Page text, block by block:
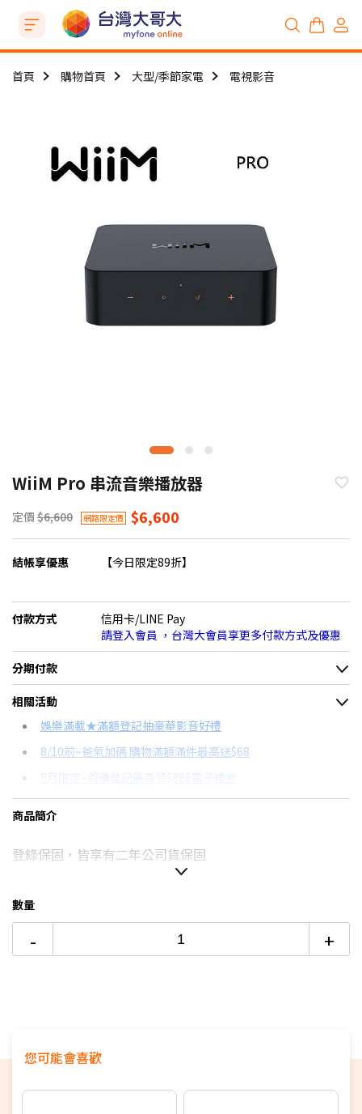
首頁 購物首頁 大型/季節家電 電視影音
WiiM Pro 串流音樂播放器
定價 $6,600 網路限定價 $6,600
結帳享優惠 【今日限定89折】
付款方式
信用卡/LINE Pay
請登入會員 ，台灣大會員享更多付款方式及優惠
分期付款
＊實際可分期數、適用利率，請以購物車顯示為主
信用卡分期
分期數
12期
每期金額
$588
配合銀行/業者
相關活動
娛樂滿載★滿額登記抽豪華影音好禮
8/10前~爸氣加碼 購物滿額滿件最高送$68
8月限定~首購登記最高領$888電子禮券
台灣大哥大Open Possible聯名卡滿額最高回饋25%
商品簡介
登錄保固，皆享有二年公司貨保固
數量
- +
您可能會喜歡